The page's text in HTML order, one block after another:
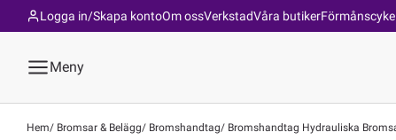
Om ossVerkstadVåra butiker
Logga in/Skapa konto
Meny
Hem Bromsar & Belägg Bromshandtag Bromshandtag Hydrauliska